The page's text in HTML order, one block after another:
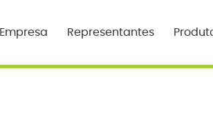
Empresa Representantes